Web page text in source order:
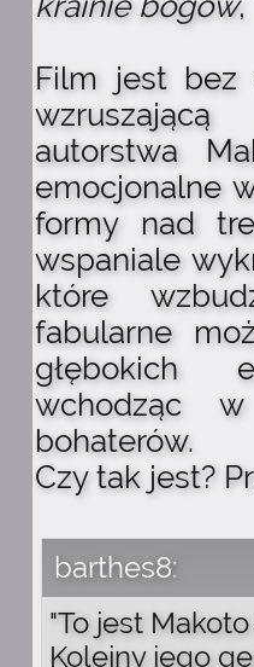
Film jest bez
autorstwa
emocjonalne
formy nad
wspaniale
które
fabularne
głębokich
wchodząc
bohaterów.
Czy tak jest?
barthes8:
"To jest
Kolejny jego